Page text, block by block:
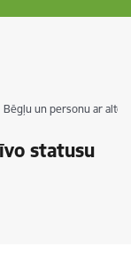
Bēgļu un personu ar
statusu